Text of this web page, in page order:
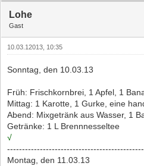
Lohe
Gast
10.03.12013, 10:35
Sonntag, den 10.03.13
Früh: Frischkornbrei, 1 Apfel, 1
Mittag: 1 Karotte, 1 Gurke, eine
Abend: Mixgetränk aus Wasser, 1
Getränke: 1 L Brennnesseltee
√
Montag, den 11.03.13